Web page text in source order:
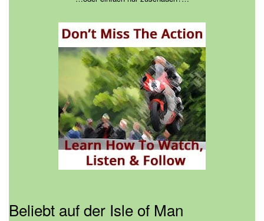
Beliebt auf der Isle of Man